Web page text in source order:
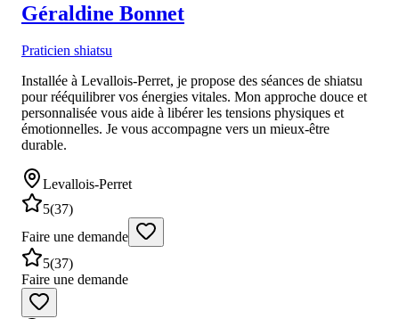
Géraldine Bonnet
Praticien shiatsu
Installée à Levallois-Perret, je propose des séances de shiatsu
pour rééquilibrer vos énergies vitales. Mon approche douce et
personnalisée vous aide à libérer les tensions physiques et
émotionnelles. Je vous accompagne vers un mieux-être
durable.
Levallois-Perret
5(37)
Faire une demande
5(37)
Faire une demande